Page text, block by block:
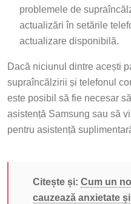
problemele de
actualizări în setările
actualizare disponibilă.
Dacă niciunul dintre acești
supraîncălzirii și telefonul
este posibil să fie necesar
asistență Samsung sau să
pentru asistență
Citește și: Cum un
cauzează anxietate